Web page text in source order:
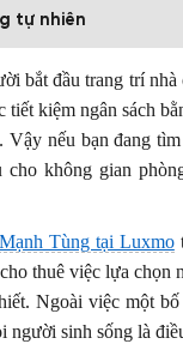
tự nhiên
bắt đầu trang trí nhà
tiết kiệm ngân sách
Vậy nếu bạn đang
cho không gian
Tùng tại Luxmo
thuê việc lựa chọn
Ngoài việc một
người sinh sống là